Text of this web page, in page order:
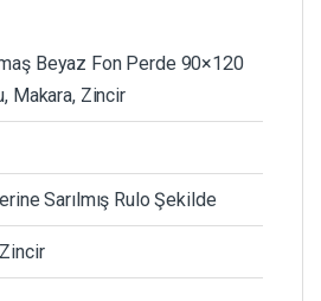
Beyaz Fon Perde 90×120
Makara, Zincir
Sarılmış Rulo Şekilde